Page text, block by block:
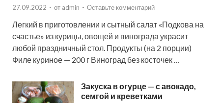
27.09.2022 - от admin - Оставьте комментарий
Легкий в приготовлении и сытный салат «Подкова на
счастье» из курицы, овощей и винограда украсит
любой праздничный стол. Продукты (на 2 порции)
Филе куриное — 200 г Виноград без косточек …
Закуска в огурце — с авокадо,
семгой и креветками